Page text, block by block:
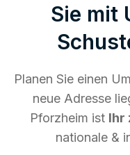
Sie mit
Planen Sie einen
neue Adresse
Pforzheim ist Ihr
nationale &